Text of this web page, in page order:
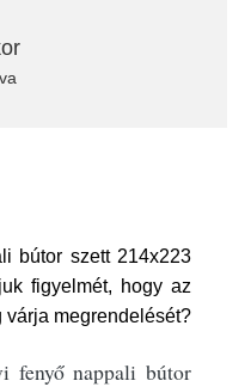
bútor szett 214x223
figyelmét, hogy az
várja megrendelését?
fenyő nappali bútor